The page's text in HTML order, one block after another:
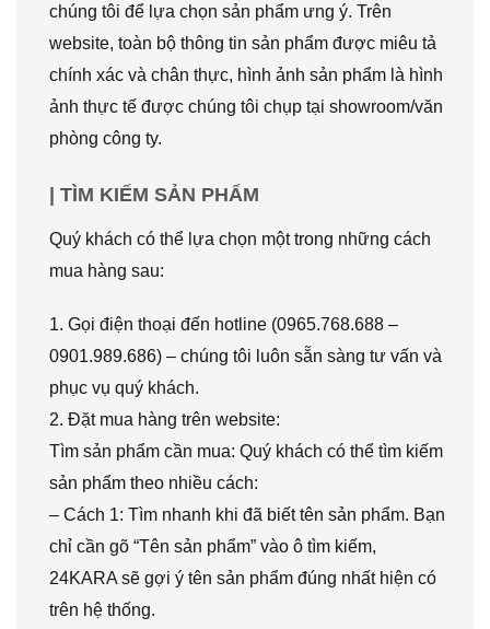
chúng tôi để lựa chọn sản phẩm ưng ý. Trên
website, toàn bộ thông tin sản phẩm được miêu tả
chính xác và chân thực, hình ảnh sản phẩm là hình
ảnh thực tế được chúng tôi chụp tại showroom/văn
phòng công ty.
| TÌM KIẾM SẢN PHẨM
Quý khách có thể lựa chọn một trong những cách
mua hàng sau:
1. Gọi điện thoại đến hotline (0965.768.688 –
0901.989.686) – chúng tôi luôn sẵn sàng tư vấn và
phục vụ quý khách.
2. Đặt mua hàng trên website:
Tìm sản phẩm cần mua: Quý khách có thể tìm kiếm
sản phẩm theo nhiều cách:
– Cách 1: Tìm nhanh khi đã biết tên sản phẩm. Bạn
chỉ cần gõ “Tên sản phẩm” vào ô tìm kiếm,
24KARA sẽ gợi ý tên sản phẩm đúng nhất hiện có
trên hệ thống.